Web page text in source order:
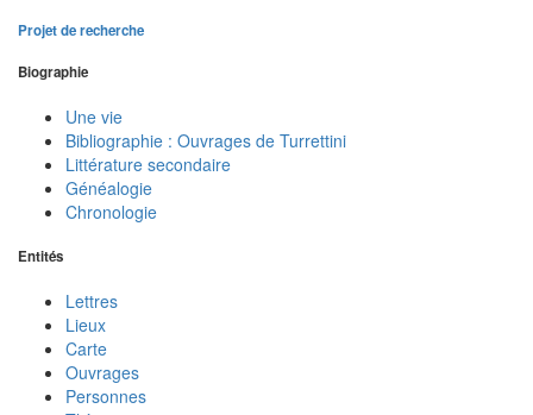
Projet de recherche
Biographie
Une vie
Bibliographie : Ouvrages de Turrettini
Littérature secondaire
Généalogie
Chronologie
Entités
Lettres
Lieux
Carte
Ouvrages
Personnes